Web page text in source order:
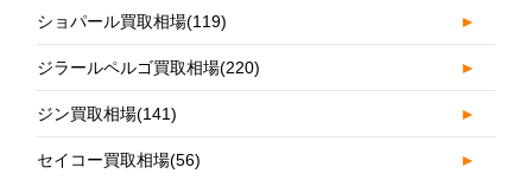
ショパール買取相場(119) ►
ジラールペルゴ買取相場(220) ►
ジン買取相場(141) ►
セイコー買取相場(56) ►